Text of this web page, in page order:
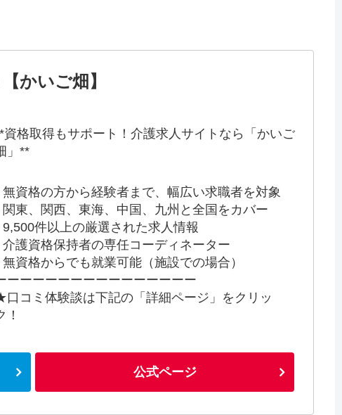
かいご畑】
資格取得もサポート！介護求人サイトなら「かいご
」**
無資格の方から経験者まで、幅広い求職者を対象
関東、関西、東海、中国、九州と全国をカバー
9,500件以上の厳選された求人情報
介護資格保持者の専任コーディネーター
無資格からでも就業可能（施設での場合）
ーーーーーーーーーーーーーーー
コミ体験談は下記の「詳細ページ」をクリッ
！
公式ページ